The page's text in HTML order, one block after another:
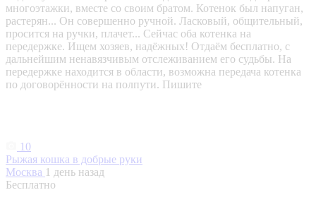
многоэтажки, вместе со своим братом. Котенок был напуган,
растерян... Он совершенно ручной. Ласковый, общительный,
просится на ручки, плачет... Сейчас оба котенка на
передержке. Ищем хозяев, надёжных! Отдаём бесплатно, с
дальнейшим ненавязчивым отслеживанием его судьбы. На
передержке находится в области, возможна передача котенка
по договорённости на полпути. Пишите
10
Рыжая кошка в добрые руки
Москва 1 день назад
Бесплатно